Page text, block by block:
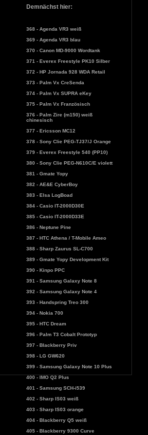
Demnächst hier:
368 - Agenda VR3 weiß
369 - Agenda VR3 blau
370 - Canon MD-9000 Wordtank
371 - Everex Freestyle PK10 Silber
372 - HP Jornada 928 WDA Retail
373 - Palm Vx CreSenda
374 - Palm Vx SUPRA eKey
375 - Palm Vx Französisch
376 - Palm Zire (m150) weiß
chinesisch
377 - Ericsson MC12
378 - Sony Clie PEG-TJ37/J Orange
379 - Everex Freestyle 540 (PP10)
380 - Sony Clie PEG-N610C/E violett
381 - Gmate Yopy
382 - AE&E CyberBoy
383 - Elsa LogBoad
384 - Casio IT-2000D30E
385 - Casio IT-2000D33E
386 - Neptune Pine
387 - HTC Athena / T-Mobile Ameo
388 - Sharp Zaurus SL-C700
389 - Gmate Yopy Development Kit
390 - Kinpo PPC
391 - Samsung Galaxy Note 8
392 - Samsung Galaxy Note 4
393 - Handspring Treo 300
394 - Nokia 700
395 - HTC Dream
396 - Palm T3 Cobalt Prototyp
397 - Blackberry Priv
398 - LG GW620
399 - Samsung Galaxy Note 10 Plus
400 - IMO Q2 Plus
401 - Samsung SCH-i539
402 - Sharp IS03 weiß
403 - Sharp IS03 orange
404 - Blackberry Q5 weiß
405 - Blackberry 9300 Curve